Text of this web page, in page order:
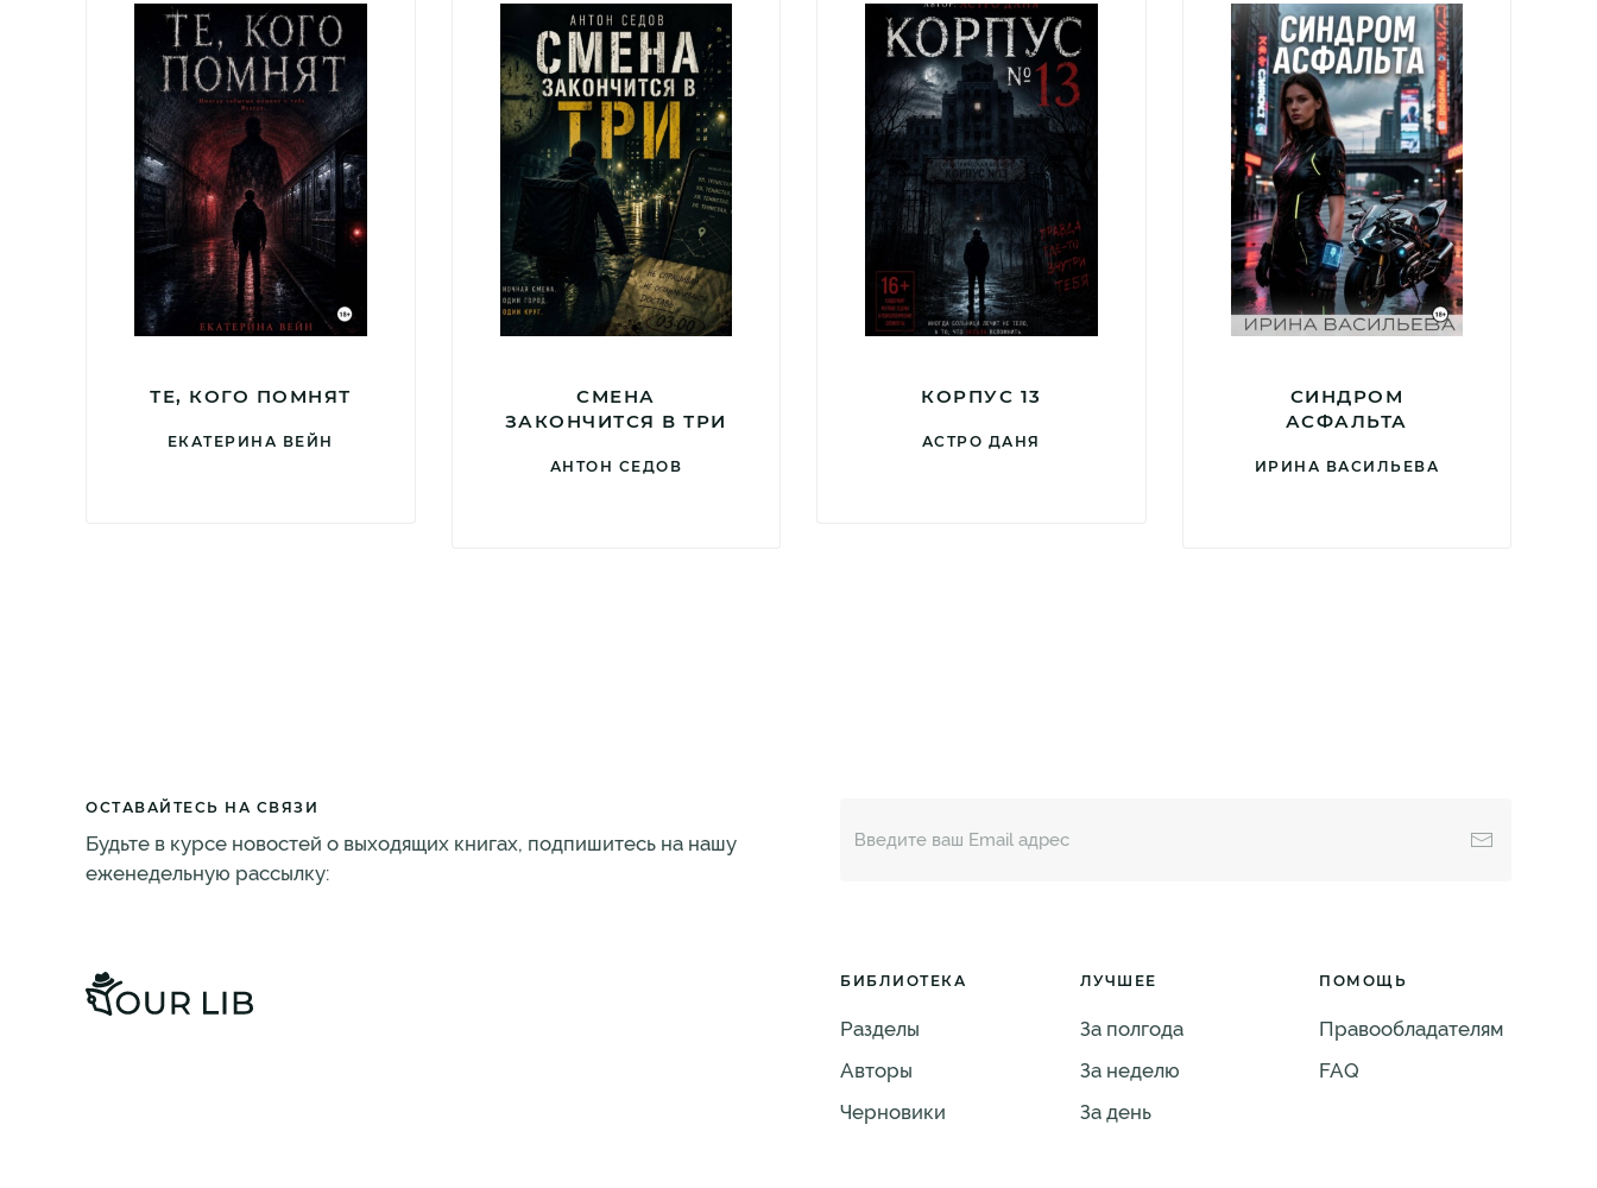
ТЕ, КОГО ПОМНЯТ
ЕКАТЕРИНА ВЕЙН
СМЕНА
ЗАКОНЧИТСЯ В ТРИ
АНТОН СЕДОВ
КОРПУС 13
АСТРО ДАНЯ
СИНДРОМ
АСФАЛЬТА
ИРИНА ВАСИЛЬЕВА
ОСТАВАЙТЕСЬ НА СВЯЗИ
Будьте в курсе новостей о выходящих книгах, подпишитесь на нашу
еженедельную рассылку:
БИБЛИОТЕКА
Разделы
Авторы
Черновики
ЛУЧШЕЕ
За полгода
За неделю
За день
ПОМОЩЬ
Правообладателям
FAQ